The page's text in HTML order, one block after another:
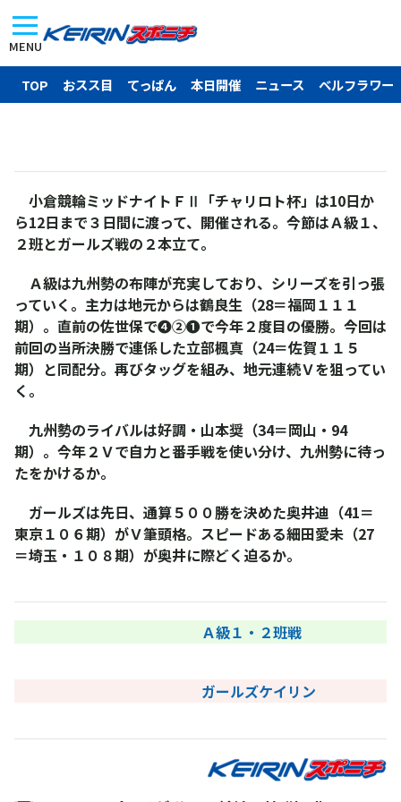
MENU
TOP おスス目 てっぱん 本日開催 ニュース ベルフラワー
小倉競輪ミッドナイトＦⅡ「チャリロト杯」は10日か
ら12日まで３日間に渡って、開催される。今節はＡ級１、
２班とガールズ戦の２本立て。
Ａ級は九州勢の布陣が充実しており、シリーズを引っ張
っていく。主力は地元からは鶴良生（28＝福岡１１１
期）。直前の佐世保で❹②❶で今年２度目の優勝。今回は
前回の当所決勝で連係した立部楓真（24＝佐賀１１５
期）と同配分。再びタッグを組み、地元連続Ｖを狙ってい
く。
九州勢のライバルは好調・山本奨（34＝岡山・94
期）。今年２Ｖで自力と番手戦を使い分け、九州勢に待っ
たをかけるか。
ガールズは先日、通算５００勝を決めた奥井迪（41＝
東京１０６期）がＶ筆頭格。スピードある細田愛未（27
＝埼玉・１０８期）が奥井に際どく迫るか。
Ａ級１・２班戦
ガールズケイリン